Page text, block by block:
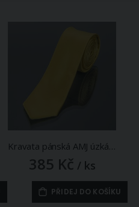
Kravata pánská AMJ úzká jednobarevná KI0005, žlutá
385 Kč / ks
PŘIDEJ DO KOŠÍKU